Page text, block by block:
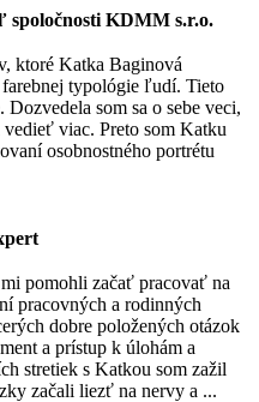
spoločnosti KDMM s.r.o.
ktoré Katka Baginová
farebnej typológie ľudí. Tieto
som sa o sebe veci,
vedieť viac. Preto som Katku
osobnostného portrétu
pomohli začať pracovať na
pracovných a rodinných
dobre položených otázok
a prístup k úlohám a
stretiek s Katkou som zažil
začali liezť na nervy a ...